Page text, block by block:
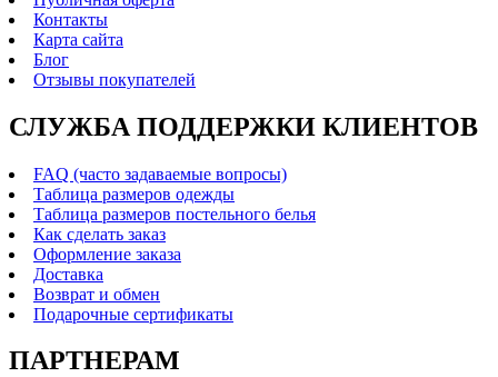
Контакты
Карта сайта
Блог
Отзывы покупателей
СЛУЖБА ПОДДЕРЖКИ КЛИЕНТОВ
FAQ (часто задаваемые вопросы)
Таблица размеров одежды
Таблица размеров постельного белья
Как сделать заказ
Оформление заказа
Доставка
Возврат и обмен
Подарочные сертификаты
ПАРТНЕРАМ